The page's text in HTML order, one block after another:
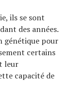
ils se sont
des années.
génétique pour
certains
leur
capacité de